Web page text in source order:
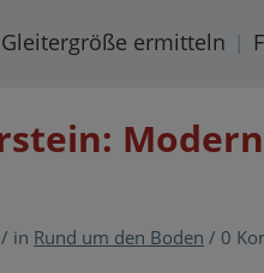
Gleitergröße ermitteln
/ in Rund um den Boden / 0